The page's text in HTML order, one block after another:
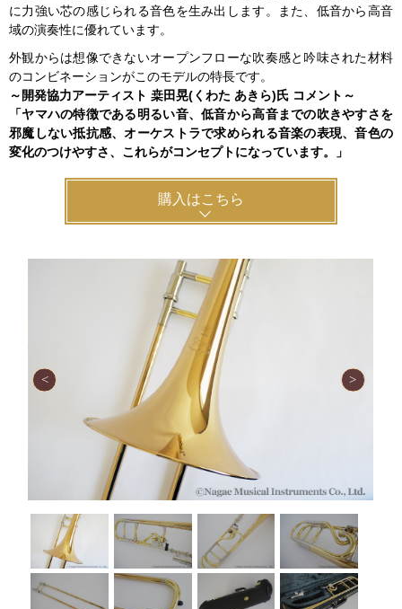
に力強い芯の感じられる音色を生み出します。また、低音から高音
域の演奏性に優れています。
外観からは想像できないオープンフローな吹奏感と吟味された材料
のコンビネーションがこのモデルの特長です。
～開発協力アーティスト 桒田晃(くわた あきら)氏 コメント～
「ヤマハの特徴である明るい音、低音から高音までの吹きやすさを
邪魔しない抵抗感、オーケストラで求められる音楽の表現、音色の
変化のつけやすさ、これらがコンセプトになっています。」
購入はこちら